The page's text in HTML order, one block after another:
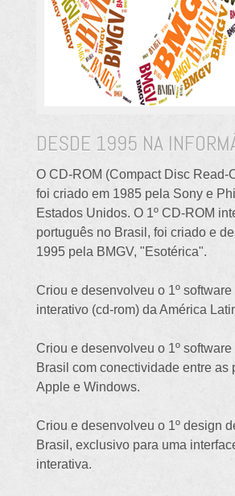
DESDE 1995 NA
O CD-ROM (Compact Disc Read-
foi criado em 1985 pela Sony e
Estados Unidos. O 1º CD-ROM
português no Brasil, foi criado e
1995 pela BMGV, "Esotérica".
Criou e desenvolveu o 1º
interativo (cd-rom) da América
Criou e desenvolveu o 1º
Brasil com conectividade entre as
Apple e Windows.
Criou e desenvolveu o 1º design
Brasil, exclusivo para uma
interativa.